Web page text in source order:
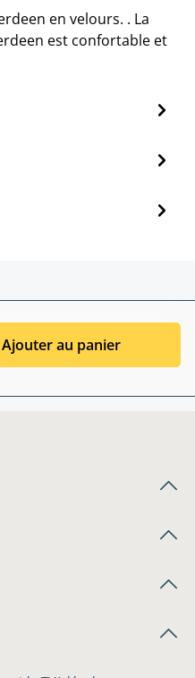
en velours. . La
est confortable et
Ajouter au panier